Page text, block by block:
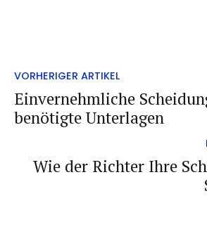
VORHERIGER ARTIKEL
Einvernehmliche
benötigte Unterlagen
Wie der Richter Ihre